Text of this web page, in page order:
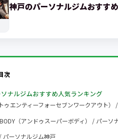
神戸のパーソナルジムおすす
次
ナルジムおすすめ人気ランキング
エンティーフォーセブンワークアウト）
（アンドゥスーパーボディ） / パーソ
パーソナルジム神戸